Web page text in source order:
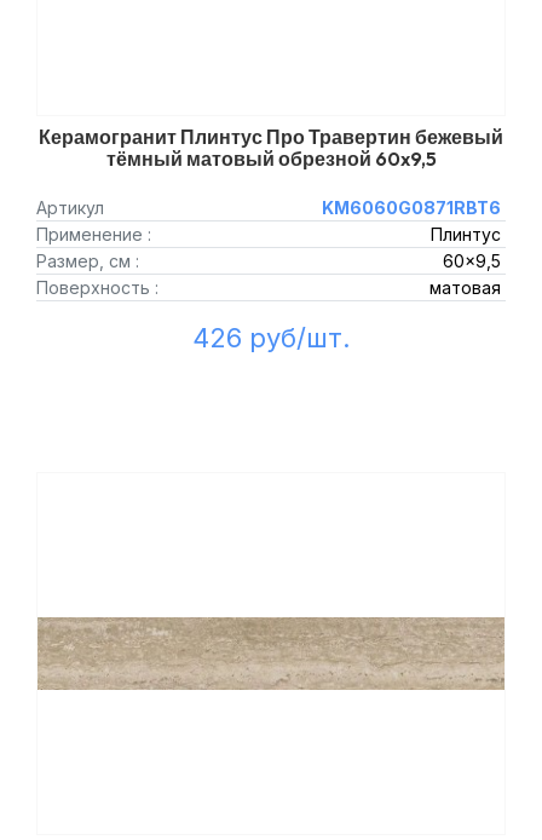
Керамогранит Плинтус Про Травертин бежевый
тёмный матовый обрезной 60x9,5
Артикул
KM6060G0871RBT6
Применение :
Плинтус
Размер, см :
60x9,5
Поверхность :
матовая
426 руб/шт.